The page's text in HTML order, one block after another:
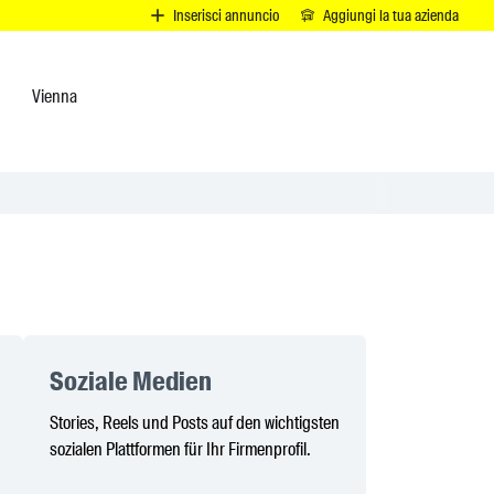
Inserisci annuncio Aggiungi la tua azienda
Vienna
Soziale Medien
Stories, Reels und Posts auf den wichtigsten
sozialen Plattformen für Ihr Firmenprofil.